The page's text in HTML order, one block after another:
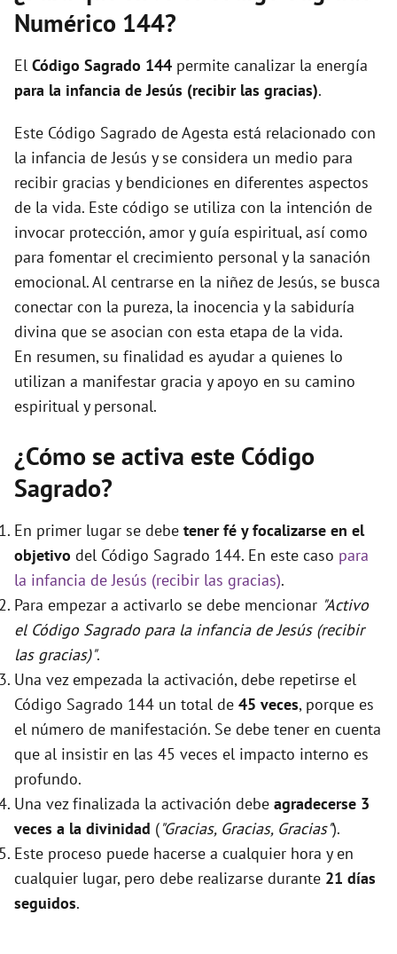
i
e
o
Numérico 144?
El Código Sagrado 144 permite canalizar la energía
para la infancia de Jesús (recibir las gracias).
Este Código Sagrado de Agesta está relacionado con
la infancia de Jesús y se considera un medio para
recibir gracias y bendiciones en diferentes aspectos
de la vida. Este código se utiliza con la intención de
invocar protección, amor y guía espiritual, así como
para fomentar el crecimiento personal y la sanación
emocional. Al centrarse en la niñez de Jesús, se busca
conectar con la pureza, la inocencia y la sabiduría
divina que se asocian con esta etapa de la vida.
En resumen, su finalidad es ayudar a quienes lo
utilizan a manifestar gracia y apoyo en su camino
espiritual y personal.
¿Cómo se activa este Código
Sagrado?
En primer lugar se debe tener fé y focalizarse en el
objetivo del Código Sagrado 144. En este caso para
la infancia de Jesús (recibir las gracias).
Para empezar a activarlo se debe mencionar "Activo
el Código Sagrado para la infancia de Jesús (recibir
las gracias)".
Una vez empezada la activación, debe repetirse el
Código Sagrado 144 un total de 45 veces, porque es
el número de manifestación. Se debe tener en cuenta
que al insistir en las 45 veces el impacto interno es
profundo.
Una vez finalizada la activación debe agradecerse 3
veces a la divinidad ("Gracias, Gracias, Gracias").
Este proceso puede hacerse a cualquier hora y en
cualquier lugar, pero debe realizarse durante 21 días
seguidos.